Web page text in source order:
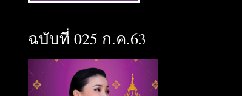
ฉบับที่ 025 ก.ค.63